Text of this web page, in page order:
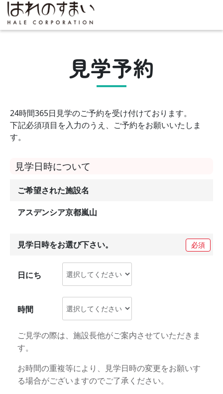
見学予約
24時間365日見学のご予約を受け付けております。
下記必須項目を入力のうえ、ご予約をお願いいたしま
す。
見学日時について
ご希望された施設名
アスデンシア京都嵐山
見学日時をお選び下さい。 必須
日にち
時間
ご見学の際は、施設長他がご案内させていただきま
す。
お時間の重複等により、見学日時の変更をお願いす
る場合がございますのでご了承ください。